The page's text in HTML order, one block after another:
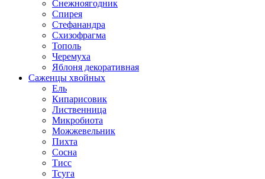
Снежноягодник
Спирея
Стефанандра
Схизофрагма
Тополь
Черемуха
Яблоня декоративная
Саженцы хвойных
Ель
Кипарисовик
Лиственница
Микробиота
Можжевельник
Пихта
Сосна
Тисс
Тсуга